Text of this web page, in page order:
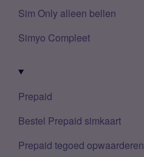
Sim Only alleen bellen
Simyo Compleet
Prepaid
Bestel Prepaid simkaart
Prepaid tegoed opwaarderen